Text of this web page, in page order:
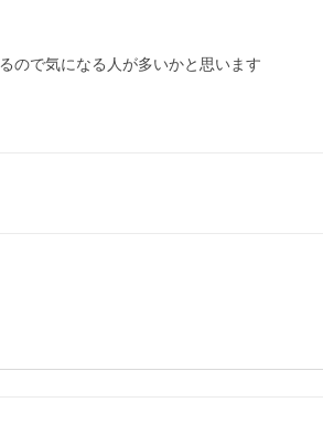
ので気になる人が多いかと思います